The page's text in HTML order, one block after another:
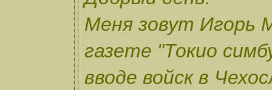
Меня зовут Игорь
газете "Токио
вводе войск в